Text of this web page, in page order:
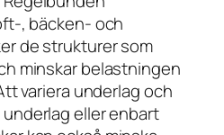
, bäcken- och
de strukturer som
minskar belastningen
variera underlag och
eller enbart